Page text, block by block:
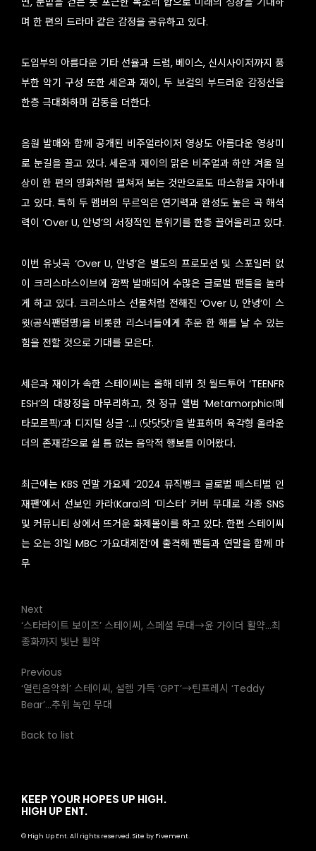
며 한 편의 드라마 같은 감정을 공유하고 있다.
도입부의 아름다운 기타 선율과 드럼, 베이스, 신시사이저까지 풍
부한 악기 구성 또한 세은과 재이, 두 보컬의 부드러운 감정선을
한층 극대화하며 감동을 더한다.
음원 발매와 함께 공개된 비주얼라이저 영상도 아름다운 영상미
로 눈길을 끌고 있다. 세은과 재이의 맑은 비주얼과 하얀 겨울 일
상이 한 편의 영화처럼 펼쳐져 보는 것만으로도 따스함을 자아내
고 있다. 특히 두 멤버의 무르익은 연기력과 완성도 높은 곡 해석
력이 ‘Over U, 안녕’의 서정적인 분위기를 한층 끌어올리고 있다.
이번 유닛곡 ‘Over U, 안녕’은 별도의 프로모션 및 스포일러 없
이 크리스마스이브에 깜짝 발매되어 수많은 글로벌 팬들을 놀라
게 하고 있다. 크리스마스 선물처럼 전해진 ‘Over U, 안녕’이 스
윗(공식팬덤명)을 비롯한 리스너들에게 추운 한 해를 날 수 있는
힘을 전할 것으로 기대를 모은다.
세은과 재이가 속한 스테이씨는 올해 데뷔 첫 월드투어 ‘TEENFR
ESH’의 대장정을 마무리하고, 첫 정규 앨범 ‘Metamorphic(메
타모르픽)’과 디지털 싱글 ‘…l (닷닷닷)’을 발표하며 육각형 올라운
더의 존재감으로 쉴 틈 없는 음악적 행보를 이어왔다.
최근에는 KBS 연말 가요제 ‘2024 뮤직뱅크 글로벌 페스티벌 인
재팬’에서 선보인 카라(Kara)의 ‘미스터’ 커버 무대로 각종 SNS
및 커뮤니티 상에서 뜨거운 화제몰이를 하고 있다. 한편 스테이씨
는 오는 31일 MBC ‘가요대제전’에 출격해 팬들과 연말을 함께 마
무
Next
‘스타라이트 보이즈’ 스테이씨, 스페셜 무대→윤 가이더 활약…최
종화까지 빛난 활약
Previous
‘열린음악회’ 스테이씨, 설렘 가득 ‘GPT’→틴프레시 ‘Teddy
Bear’…추위 녹인 무대
Back to list
KEEP YOUR HOPES UP HIGH.
HIGH UP ENT.
© High Up Ent. All rights reserved. Site by Fivement.